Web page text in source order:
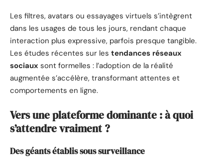
Les filtres, avatars ou essayages virtuels s’intègrent
dans les usages de tous les jours, rendant chaque
interaction plus expressive, parfois presque tangible.
Les études récentes sur les tendances réseaux
sociaux sont formelles : l’adoption de la réalité
augmentée s’accélère, transformant attentes et
comportements en ligne.
Vers une plateforme dominante : à quoi
s’attendre vraiment ?
Des géants établis sous surveillance